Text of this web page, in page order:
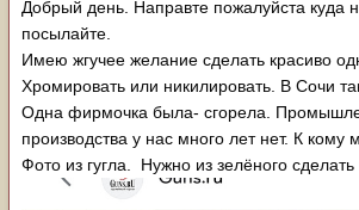
Добрый день. Направте пожалуйста куда
посылайте.
Имею жгучее желание сделать красиво
Хромировать или никилировать. В Сочи
Одна фирмочка была- сгорела.
производства у нас много лет нет. К кому
Фото из гугла. Нужно из зелёного сделать